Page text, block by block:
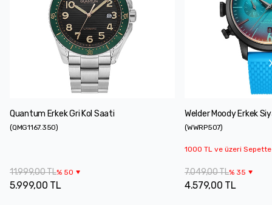
Quantum Erkek Gri Kol Saati
(QMG1167.350)
11.999,00 TL% 50
5.999,00 TL
Welder Moody Erkek
(WWRP507)
1000 TL ve üzeri
7.049,00 TL% 35
4.579,00 TL